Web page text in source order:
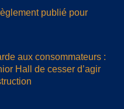
publié pour
aux consommateurs :
Hall de cesser d’agir